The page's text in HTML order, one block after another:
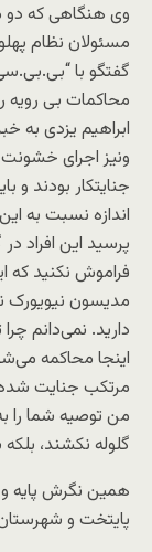
وی هنگاهی که دو
مسئولان نظام
گفتگو با
محاکمات بی رویه
ابراهیم یزدی به
ونیز اجرای
جنایتکار بودند و
اندازه نسبت به
پرسید این افراد
فراموش نکنید که
مدیسون نیویورک
دارید. نمی‌دانم
اینجا محاکمه
مرتکب جنایت
من توصیه شما را
گلوله نکشند،
همین نگرش پایه‌
پایتخت و